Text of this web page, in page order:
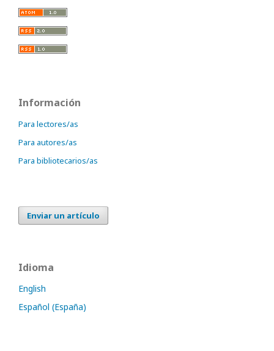
Información
Para lectores/as
Para autores/as
Para bibliotecarios/as
Enviar un artículo
Idioma
English
Español (España)